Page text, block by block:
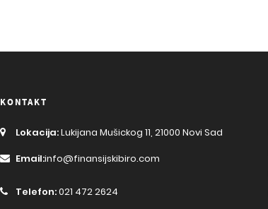
KONTAKT
Lokacija:Lukijana Mušickog 11, 21000 Novi Sad
Email:info@finansijskibiro.com
Telefon:021 472 2624